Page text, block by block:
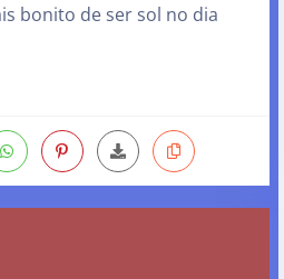
bonito de ser sol no dia